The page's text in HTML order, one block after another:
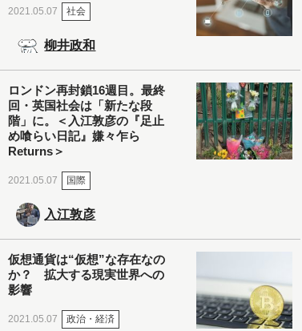
2021.05.07 社会
柳井政和
ロンドン再封鎖16週目。最終
回・英国社会は「新たな段
階」に。＜入江敦彦の『足止
め喰らい日記』嫌々乍ら
Returns＞
2021.05.07 国際
入江敦彦
仮想通貨は“仮想”な存在なの
か？ 拡大する現実世界への
影響
2021.05.07 政治・経済